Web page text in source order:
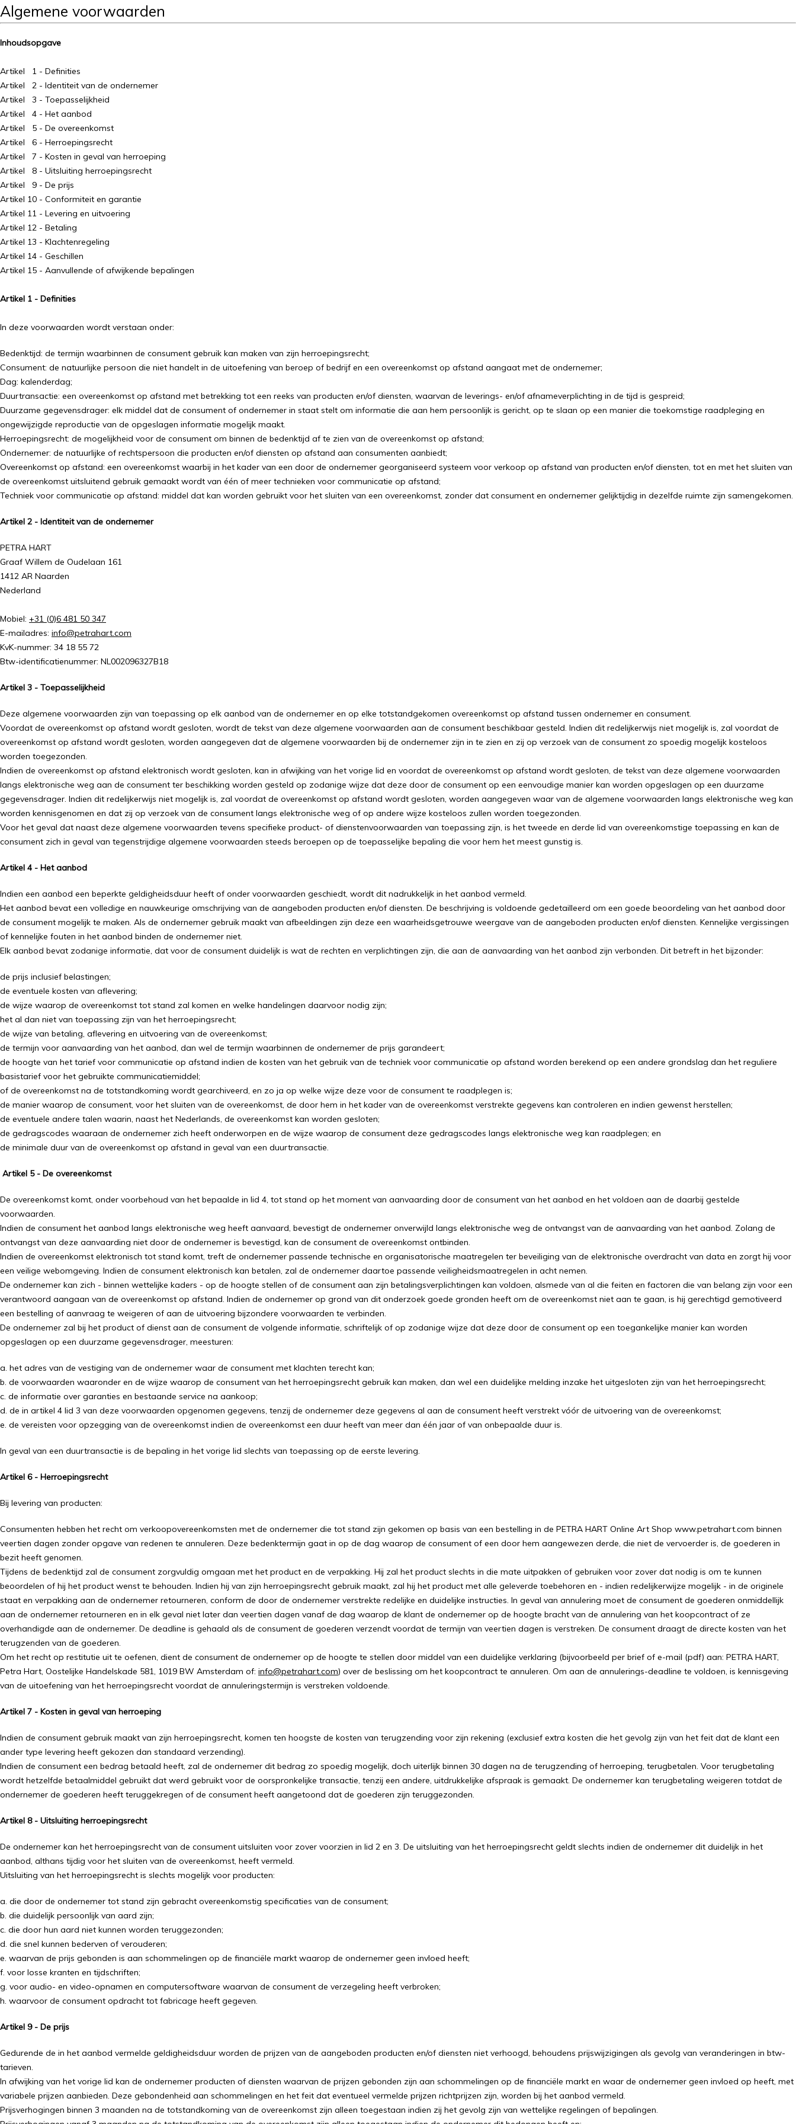
Algemene voorwaarden
Inhoudsopgave
Artikel 1 - Definities
Artikel 2 - Identiteit van de ondernemer
Artikel 3 - Toepasselijkheid
Artikel 4 - Het aanbod
Artikel 5 - De overeenkomst
Artikel 6 - Herroepingsrecht
Artikel 7 - Kosten in geval van herroeping
Artikel 8 - Uitsluiting herroepingsrecht
Artikel 9 - De prijs
Artikel 10 - Conformiteit en garantie
Artikel 11 - Levering en uitvoering
Artikel 12 - Betaling
Artikel 13 - Klachtenregeling
Artikel 14 - Geschillen
Artikel 15 - Aanvullende of afwijkende bepalingen
Artikel 1 - Definities
In deze voorwaarden wordt verstaan onder:
Bedenktijd: de termijn waarbinnen de consument gebruik kan maken van zijn herroepingsrecht;
Consument: de natuurlijke persoon die niet handelt in de uitoefening van beroep of bedrijf en een overeenkomst op afstand aangaat met de ondernemer;
Dag: kalenderdag;
Duurtransactie: een overeenkomst op afstand met betrekking tot een reeks van producten en/of diensten, waarvan de leverings- en/of afnameverplichting in de tijd is gespreid;
Duurzame gegevensdrager: elk middel dat de consument of ondernemer in staat stelt om informatie die aan hem persoonlijk is gericht, op te slaan op een manier die toekomstige raadpleging en
ongewijzigde reproductie van de opgeslagen informatie mogelijk maakt.
Herroepingsrecht: de mogelijkheid voor de consument om binnen de bedenktijd af te zien van de overeenkomst op afstand;
Ondernemer: de natuurlijke of rechtspersoon die producten en/of diensten op afstand aan consumenten aanbiedt;
Overeenkomst op afstand: een overeenkomst waarbij in het kader van een door de ondernemer georganiseerd systeem voor verkoop op afstand van producten en/of diensten, tot en met het sluiten van
de overeenkomst uitsluitend gebruik gemaakt wordt van één of meer technieken voor communicatie op afstand;
Techniek voor communicatie op afstand: middel dat kan worden gebruikt voor het sluiten van een overeenkomst, zonder dat consument en ondernemer gelijktijdig in dezelfde ruimte zijn samengekomen.
Artikel 2 - Identiteit van de ondernemer
PETRA HART
Graaf Willem de Oudelaan 161
1412 AR Naarden
Nederland
Mobiel: +31 (0)6 481 50 347
E-mailadres: info@petrahart.com
KvK-nummer: 34 18 55 72
Btw-identificatienummer: NL002096327B18
Artikel 3 - Toepasselijkheid
Deze algemene voorwaarden zijn van toepassing op elk aanbod van de ondernemer en op elke totstandgekomen overeenkomst op afstand tussen ondernemer en consument.
Voordat de overeenkomst op afstand wordt gesloten, wordt de tekst van deze algemene voorwaarden aan de consument beschikbaar gesteld. Indien dit redelijkerwijs niet mogelijk is, zal voordat de
overeenkomst op afstand wordt gesloten, worden aangegeven dat de algemene voorwaarden bij de ondernemer zijn in te zien en zij op verzoek van de consument zo spoedig mogelijk kosteloos
worden toegezonden.
Indien de overeenkomst op afstand elektronisch wordt gesloten, kan in afwijking van het vorige lid en voordat de overeenkomst op afstand wordt gesloten, de tekst van deze algemene voorwaarden
langs elektronische weg aan de consument ter beschikking worden gesteld op zodanige wijze dat deze door de consument op een eenvoudige manier kan worden opgeslagen op een duurzame
gegevensdrager. Indien dit redelijkerwijs niet mogelijk is, zal voordat de overeenkomst op afstand wordt gesloten, worden aangegeven waar van de algemene voorwaarden langs elektronische weg kan
worden kennisgenomen en dat zij op verzoek van de consument langs elektronische weg of op andere wijze kosteloos zullen worden toegezonden.
Voor het geval dat naast deze algemene voorwaarden tevens specifieke product- of dienstenvoorwaarden van toepassing zijn, is het tweede en derde lid van overeenkomstige toepassing en kan de
consument zich in geval van tegenstrijdige algemene voorwaarden steeds beroepen op de toepasselijke bepaling die voor hem het meest gunstig is.
Artikel 4 - Het aanbod
Indien een aanbod een beperkte geldigheidsduur heeft of onder voorwaarden geschiedt, wordt dit nadrukkelijk in het aanbod vermeld.
Het aanbod bevat een volledige en nauwkeurige omschrijving van de aangeboden producten en/of diensten. De beschrijving is voldoende gedetailleerd om een goede beoordeling van het aanbod door
de consument mogelijk te maken. Als de ondernemer gebruik maakt van afbeeldingen zijn deze een waarheidsgetrouwe weergave van de aangeboden producten en/of diensten. Kennelijke vergissingen
of kennelijke fouten in het aanbod binden de ondernemer niet.
Elk aanbod bevat zodanige informatie, dat voor de consument duidelijk is wat de rechten en verplichtingen zijn, die aan de aanvaarding van het aanbod zijn verbonden. Dit betreft in het bijzonder:
de prijs inclusief belastingen;
de eventuele kosten van aflevering;
de wijze waarop de overeenkomst tot stand zal komen en welke handelingen daarvoor nodig zijn;
het al dan niet van toepassing zijn van het herroepingsrecht;
de wijze van betaling, aflevering en uitvoering van de overeenkomst;
de termijn voor aanvaarding van het aanbod, dan wel de termijn waarbinnen de ondernemer de prijs garandeert;
de hoogte van het tarief voor communicatie op afstand indien de kosten van het gebruik van de techniek voor communicatie op afstand worden berekend op een andere grondslag dan het reguliere
basistarief voor het gebruikte communicatiemiddel;
of de overeenkomst na de totstandkoming wordt gearchiveerd, en zo ja op welke wijze deze voor de consument te raadplegen is;
de manier waarop de consument, voor het sluiten van de overeenkomst, de door hem in het kader van de overeenkomst verstrekte gegevens kan controleren en indien gewenst herstellen;
de eventuele andere talen waarin, naast het Nederlands, de overeenkomst kan worden gesloten;
de gedragscodes waaraan de ondernemer zich heeft onderworpen en de wijze waarop de consument deze gedragscodes langs elektronische weg kan raadplegen; en
de minimale duur van de overeenkomst op afstand in geval van een duurtransactie.
Artikel 5 - De overeenkomst
De overeenkomst komt, onder voorbehoud van het bepaalde in lid 4, tot stand op het moment van aanvaarding door de consument van het aanbod en het voldoen aan de daarbij gestelde
voorwaarden.
Indien de consument het aanbod langs elektronische weg heeft aanvaard, bevestigt de ondernemer onverwijld langs elektronische weg de ontvangst van de aanvaarding van het aanbod. Zolang de
ontvangst van deze aanvaarding niet door de ondernemer is bevestigd, kan de consument de overeenkomst ontbinden.
Indien de overeenkomst elektronisch tot stand komt, treft de ondernemer passende technische en organisatorische maatregelen ter beveiliging van de elektronische overdracht van data en zorgt hij voor
een veilige webomgeving. Indien de consument elektronisch kan betalen, zal de ondernemer daartoe passende veiligheidsmaatregelen in acht nemen.
De ondernemer kan zich - binnen wettelijke kaders - op de hoogte stellen of de consument aan zijn betalingsverplichtingen kan voldoen, alsmede van al die feiten en factoren die van belang zijn voor een
verantwoord aangaan van de overeenkomst op afstand. Indien de ondernemer op grond van dit onderzoek goede gronden heeft om de overeenkomst niet aan te gaan, is hij gerechtigd gemotiveerd
een bestelling of aanvraag te weigeren of aan de uitvoering bijzondere voorwaarden te verbinden.
De ondernemer zal bij het product of dienst aan de consument de volgende informatie, schriftelijk of op zodanige wijze dat deze door de consument op een toegankelijke manier kan worden
opgeslagen op een duurzame gegevensdrager, meesturen:
a. het adres van de vestiging van de ondernemer waar de consument met klachten terecht kan;
b. de voorwaarden waaronder en de wijze waarop de consument van het herroepingsrecht gebruik kan maken, dan wel een duidelijke melding inzake het uitgesloten zijn van het herroepingsrecht;
c. de informatie over garanties en bestaande service na aankoop;
d. de in artikel 4 lid 3 van deze voorwaarden opgenomen gegevens, tenzij de ondernemer deze gegevens al aan de consument heeft verstrekt vóór de uitvoering van de overeenkomst;
e. de vereisten voor opzegging van de overeenkomst indien de overeenkomst een duur heeft van meer dan één jaar of van onbepaalde duur is.
In geval van een duurtransactie is de bepaling in het vorige lid slechts van toepassing op de eerste levering.
Artikel 6 - Herroepingsrecht
Bij levering van producten:
Consumenten hebben het recht om verkoopovereenkomsten met de ondernemer die tot stand zijn gekomen op basis van een bestelling in de PETRA HART Online Art Shop www.petrahart.com binnen
veertien dagen zonder opgave van redenen te annuleren. Deze bedenktermijn gaat in op de dag waarop de consument of een door hem aangewezen derde, die niet de vervoerder is, de goederen in
bezit heeft genomen.
Tijdens de bedenktijd zal de consument zorgvuldig omgaan met het product en de verpakking. Hij zal het product slechts in die mate uitpakken of gebruiken voor zover dat nodig is om te kunnen
beoordelen of hij het product wenst te behouden. Indien hij van zijn herroepingsrecht gebruik maakt, zal hij het product met alle geleverde toebehoren en - indien redelijkerwijze mogelijk - in de originele
staat en verpakking aan de ondernemer retourneren, conform de door de ondernemer verstrekte redelijke en duidelijke instructies. In geval van annulering moet de consument de goederen onmiddellijk
aan de ondernemer retourneren en in elk geval niet later dan veertien dagen vanaf de dag waarop de klant de ondernemer op de hoogte bracht van de annulering van het koopcontract of ze
overhandigde aan de ondernemer. De deadline is gehaald als de consument de goederen verzendt voordat de termijn van veertien dagen is verstreken. De consument draagt ​​de directe kosten van het
terugzenden van de goederen.
Om het recht op restitutie uit te oefenen, dient de consument de ondernemer op de hoogte te stellen door middel van een duidelijke verklaring (bijvoorbeeld per brief of e-mail (pdf) aan: PETRA HART,
Petra Hart, Oostelijke Handelskade 581, 1019 BW Amsterdam of: info@petrahart.com) over de beslissing om het koopcontract te annuleren. Om aan de annulerings-deadline te voldoen, is kennisgeving
van de uitoefening van het herroepingsrecht voordat de annuleringstermijn is verstreken voldoende.
Artikel 7 - Kosten in geval van herroeping
Indien de consument gebruik maakt van zijn herroepingsrecht, komen ten hoogste de kosten van terugzending voor zijn rekening (exclusief extra kosten die het gevolg zijn van het feit dat de klant een
ander type levering heeft gekozen dan standaard verzending).
Indien de consument een bedrag betaald heeft, zal de ondernemer dit bedrag zo spoedig mogelijk, doch uiterlijk binnen 30 dagen na de terugzending of herroeping, terugbetalen. Voor terugbetaling
wordt hetzelfde betaalmiddel gebruikt dat werd gebruikt voor de oorspronkelijke transactie, tenzij een andere, uitdrukkelijke afspraak is gemaakt. De ondernemer kan terugbetaling weigeren totdat de
ondernemer de goederen heeft teruggekregen of de consument heeft aangetoond dat de goederen zijn teruggezonden.
Artikel 8 - Uitsluiting herroepingsrecht
De ondernemer kan het herroepingsrecht van de consument uitsluiten voor zover voorzien in lid 2 en 3. De uitsluiting van het herroepingsrecht geldt slechts indien de ondernemer dit duidelijk in het
aanbod, althans tijdig voor het sluiten van de overeenkomst, heeft vermeld.
Uitsluiting van het herroepingsrecht is slechts mogelijk voor producten:
a. die door de ondernemer tot stand zijn gebracht overeenkomstig specificaties van de consument;
b. die duidelijk persoonlijk van aard zijn;
c. die door hun aard niet kunnen worden teruggezonden;
d. die snel kunnen bederven of verouderen;
e. waarvan de prijs gebonden is aan schommelingen op de financiële markt waarop de ondernemer geen invloed heeft;
f. voor losse kranten en tijdschriften;
g. voor audio- en video-opnamen en computersoftware waarvan de consument de verzegeling heeft verbroken;
h. waarvoor de consument opdracht tot fabricage heeft gegeven.
Artikel 9 - De prijs
Gedurende de in het aanbod vermelde geldigheidsduur worden de prijzen van de aangeboden producten en/of diensten niet verhoogd, behoudens prijswijzigingen als gevolg van veranderingen in btw-
tarieven.
In afwijking van het vorige lid kan de ondernemer producten of diensten waarvan de prijzen gebonden zijn aan schommelingen op de financiële markt en waar de ondernemer geen invloed op heeft, met
variabele prijzen aanbieden. Deze gebondenheid aan schommelingen en het feit dat eventueel vermelde prijzen richtprijzen zijn, worden bij het aanbod vermeld.
Prijsverhogingen binnen 3 maanden na de totstandkoming van de overeenkomst zijn alleen toegestaan indien zij het gevolg zijn van wettelijke regelingen of bepalingen.